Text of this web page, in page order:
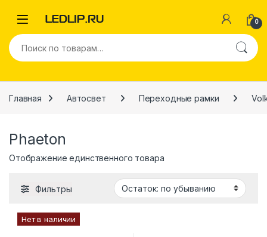
0
Искать:
Главная Автосвет Переходные рамки
Phaeton
Отображение единственного товара
Фильтры
Нет в наличии